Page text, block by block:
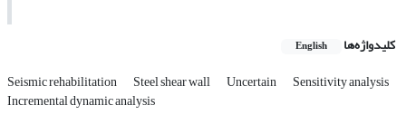
کلیدواژه‌ها English
Seismic rehabilitation Steel shear wall Uncertain Sensitivity analysis
Incremental dynamic analysis